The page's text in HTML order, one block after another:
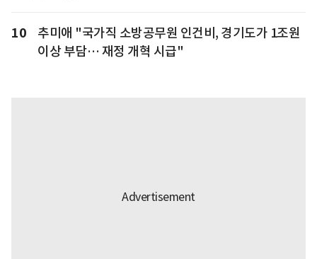
10
추미애 "국가직 소방공무원 인건비, 경기도가 1조원
이상 부담… 재정 개혁 시급"